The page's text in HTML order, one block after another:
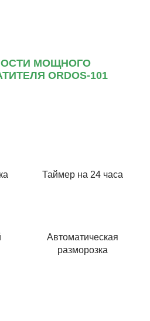
МОЩНОГО
ORDOS-101
Таймер на 24 часа
Автоматическая
разморозка